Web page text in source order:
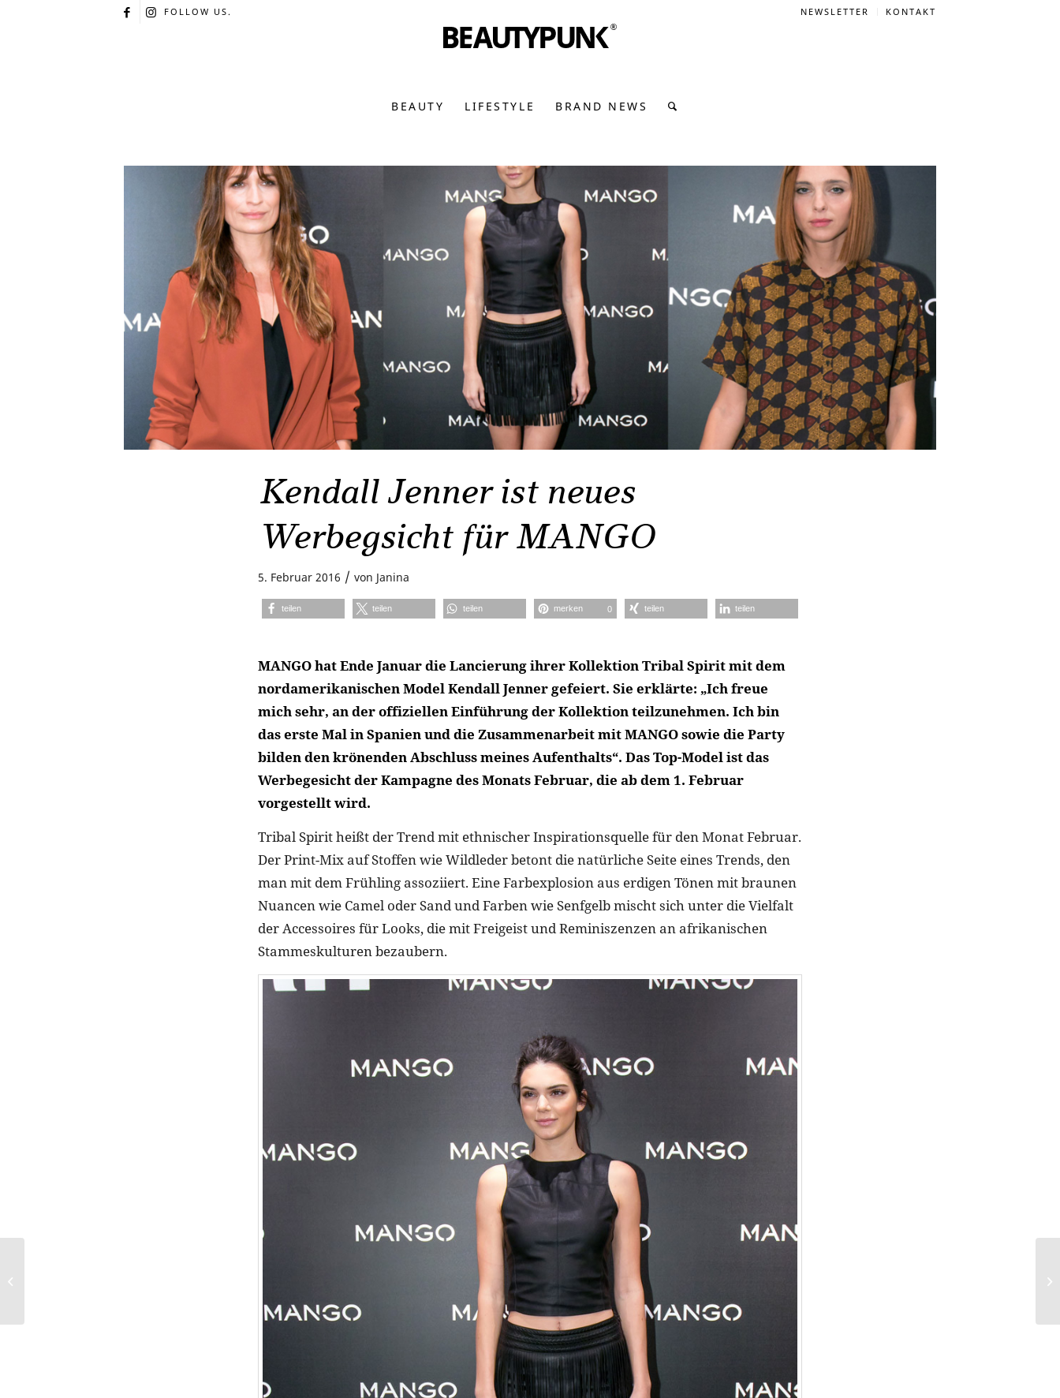
NEWSLETTER KONTAKT
FOLLOW US.
BEAUTY LIFESTYLE BRAND NEWS
Kendall Jenner ist neues
Werbegsicht für MANGO
5. Februar 2016 / von Janina
teilen teilen teilen merken 0 teilen teilen
MANGO hat Ende Januar die Lancierung ihrer Kollektion Tribal Spirit mit dem
nordamerikanischen Model Kendall Jenner gefeiert. Sie erklärte: „Ich freue
mich sehr, an der offiziellen Einführung der Kollektion teilzunehmen. Ich bin
das erste Mal in Spanien und die Zusammenarbeit mit MANGO sowie die Party
bilden den krönenden Abschluss meines Aufenthalts“. Das Top-Model ist das
Werbegesicht der Kampagne des Monats Februar, die ab dem 1. Februar
vorgestellt wird.
Tribal Spirit heißt der Trend mit ethnischer Inspirationsquelle für den Monat Februar.
Der Print-Mix auf Stoffen wie Wildleder betont die natürliche Seite eines Trends, den
man mit dem Frühling assoziiert. Eine Farbexplosion aus erdigen Tönen mit braunen
Nuancen wie Camel oder Sand und Farben wie Senfgelb mischt sich unter die Vielfalt
der Accessoires für Looks, die mit Freigeist und Reminiszenzen an afrikanischen
Stammeskulturen bezaubern.